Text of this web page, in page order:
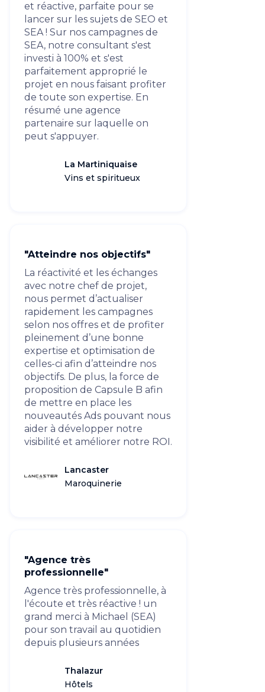
et réactive, parfaite pour se
lancer sur les sujets de SEO et
SEA ! Sur nos campagnes de
SEA, notre consultant s'est
investi à 100% et s'est
parfaitement approprié le
projet en nous faisant profiter
de toute son expertise. En
résumé une agence
partenaire sur laquelle on
peut s'appuyer.
La Martiniquaise
Vins et spiritueux
"Atteindre nos objectifs"
La réactivité et les échanges
avec notre chef de projet,
nous permet d’actualiser
rapidement les campagnes
selon nos offres et de profiter
pleinement d’une bonne
expertise et optimisation de
celles-ci afin d’atteindre nos
objectifs. De plus, la force de
proposition de Capsule B afin
de mettre en place les
nouveautés Ads pouvant nous
aider à développer notre
visibilité et améliorer notre ROI.
Lancaster
Maroquinerie
"Agence très
professionnelle"
Agence très professionnelle, à
l'écoute et très réactive ! un
grand merci à Michael (SEA)
pour son travail au quotidien
depuis plusieurs années
Thalazur
Hôtels